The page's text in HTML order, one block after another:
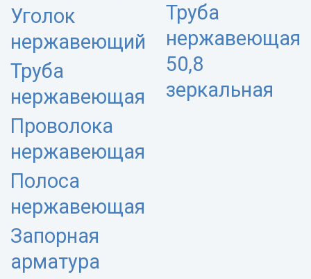
Уголок
нержавеющий
Труба
нержавеющая
Проволока
нержавеющая
Полоса
нержавеющая
Запорная
арматура
Труба
нержавеющая
50,8
зеркальная